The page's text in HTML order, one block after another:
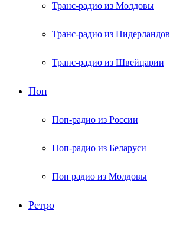
Транс-радио из Молдовы
Транс-радио из Нидерландов
Транс-радио из Швейцарии
Поп
Поп-радио из России
Поп-радио из Беларуси
Поп радио из Молдовы
Ретро